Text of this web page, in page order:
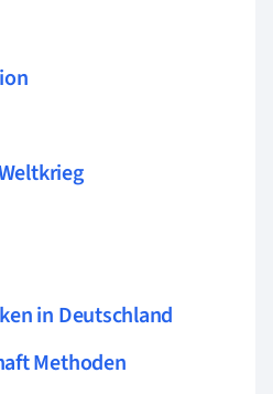
in Deutschland
Methoden